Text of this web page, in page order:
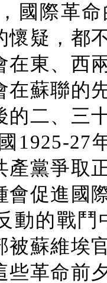
國際革
懷疑，都
在東、西
在蘇聯的
的二、三
1925-27
產黨爭取
會促進國
動的戰
被蘇維埃
些革命前